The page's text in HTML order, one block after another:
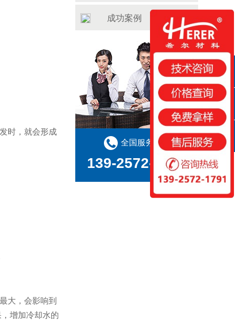
时，就会形成
大，会影响到
增加冷却水的
成功案例
全国服务热线
139-2572-1791
QQ咨询
咨询热线
扫一扫